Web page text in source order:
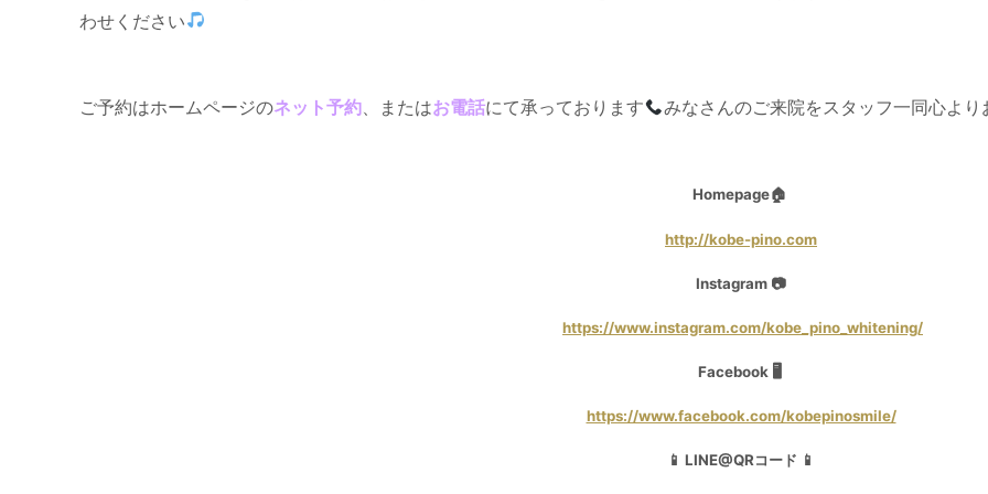
わせください
ご予約はホームページのネット予約 、またはお電話にて承っております みなさんのご来院をスタッフ一同心より
Homepage🏠
http://kobe-pino.com
Instagram 📷
https://www.instagram.com/kobe_pino_whitening/
Facebook 🖥
https://www.facebook.com/kobepinosmile/
📱 LINE@QRコード 📱